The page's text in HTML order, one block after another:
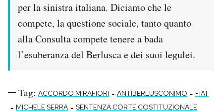
per la sinistra italiana. Diciamo che le
compete, la questione sociale, tanto quanto
alla Consulta compete tenere a bada
l’esuberanza del Berlusca e dei suoi legulei.
Tag: ACCORDO MIRAFIORI - ANTIBERLUSCONIMO - FIAT
- MICHELE SERRA - SENTENZA CORTE COSTITUZIONALE